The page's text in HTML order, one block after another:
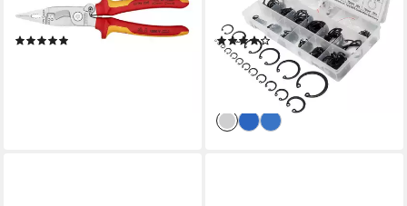
Mehrkomponent
Zange
(1)
11,95 € UVP19,99 €
lieferbar - in 3-4 Werktagen bei dir